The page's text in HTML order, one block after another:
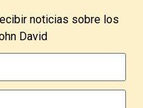
noticias sobre los
David